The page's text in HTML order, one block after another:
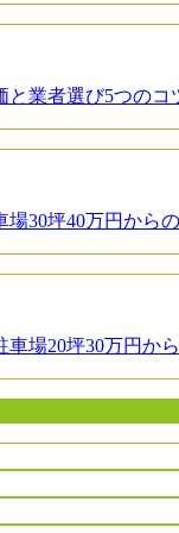
と業者選び5つのコ
30坪40万円から
場20坪30万円か